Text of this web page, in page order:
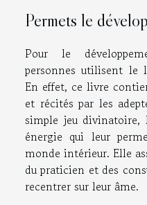
Permets le
Pour le
personnes utilisent le
En effet, ce livre
et récités par les
simple jeu divinatoire,
énergie qui leur
monde intérieur. Elle
du praticien et des
recentrer sur leur âme.